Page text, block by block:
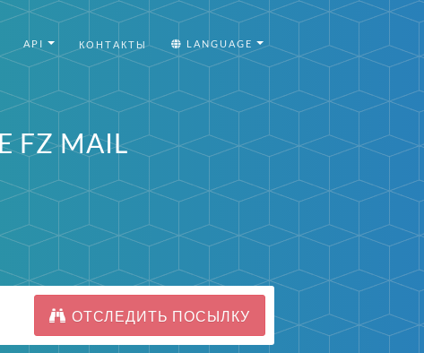
API КОНТАКТЫ LANGUAGE
FZ MAIL
ОТСЛЕДИТЬ ПОСЫЛКУ